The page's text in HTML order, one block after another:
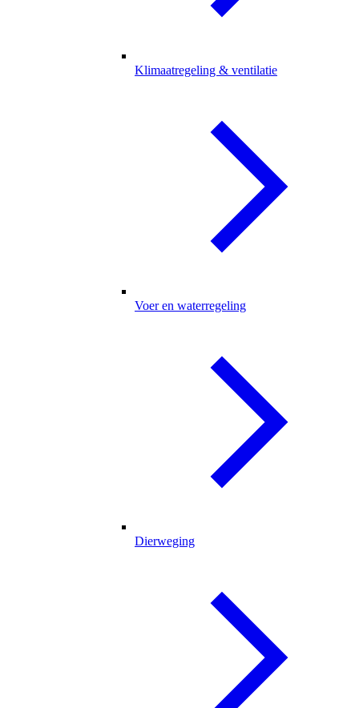
Klimaatregeling & ventilatie
Voer en waterregeling
Dierweging